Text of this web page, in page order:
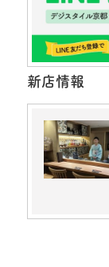
新店情報